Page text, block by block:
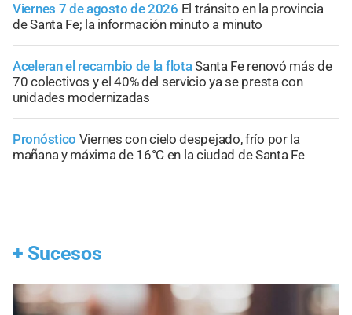
Viernes 7 de agosto de 2026 El tránsito en la provincia
de Santa Fe; la información minuto a minuto
Aceleran el recambio de la flotaSanta Fe renovó más de
70 colectivos y el 40% del servicio ya se presta con
unidades modernizadas
Pronóstico Viernes con cielo despejado, frío por la
mañana y máxima de 16°C en la ciudad de Santa Fe
+ Sucesos